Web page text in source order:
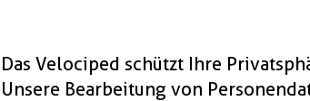
Das Velociped schützt Ihre
Unsere Bearbeitung von